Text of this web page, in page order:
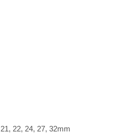
22, 24, 27, 32mm